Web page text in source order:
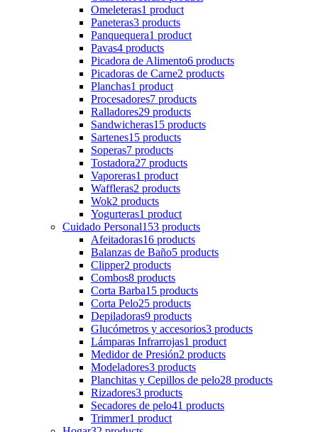
Omeleteras1 product
Paneteras3 products
Panquequera1 product
Pavas4 products
Picadora de Alimento6 products
Picadoras de Carne2 products
Planchas1 product
Procesadores7 products
Ralladores29 products
Sandwicheras15 products
Sartenes15 products
Soperas7 products
Tostadora27 products
Vaporeras1 product
Waffleras2 products
Wok2 products
Yogurteras1 product
Cuidado Personal153 products
Afeitadoras16 products
Balanzas de Baño5 products
Clipper2 products
Combos8 products
Corta Barba15 products
Corta Pelo25 products
Depiladoras9 products
Glucómetros y accesorios3 products
Lámparas Infrarrojas1 product
Medidor de Presión2 products
Modeladores3 products
Planchitas y Cepillos de pelo28 products
Rizadores3 products
Secadores de pelo41 products
Trimmer1 product